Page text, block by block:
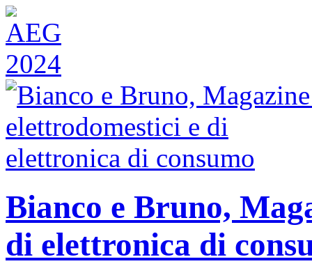
Bianco e Bruno,
di elettronica di